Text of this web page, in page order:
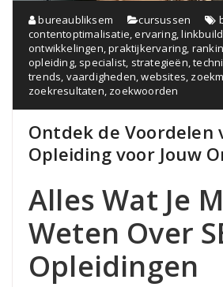
bureaubliksem cursussen
contentoptimalisatie,ervaring,
ontwikkelingen,praktijkervaring,
opleiding, specialist, strategieën,
trends, vaardigheden,websites,
zoekresultaten, zoekwoorden
Ontdek de Voordelen
Opleiding voor Jouw
Alles Wat Je
Weten Over
Opleidingen